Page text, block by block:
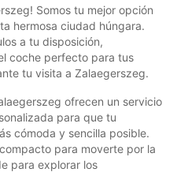
Somos tu mejor opción
hermosa ciudad húngara.
a tu disposición,
coche perfecto para tus
tu visita a Zalaegerszeg.
ofrecen un servicio
para que tu
cómoda y sencilla posible.
para moverte por la
para explorar los